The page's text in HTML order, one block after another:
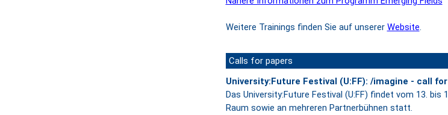
Weitere Trainings finden Sie auf unserer Website.
Calls for papers
University:Future Festival (U:FF): /imagine - call
Das University:Future Festival (U:FF) findet vom 13. bis
Raum sowie an mehreren Partnerbühnen statt.